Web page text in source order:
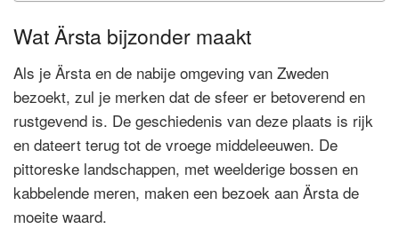
Wat Ärsta bijzonder maakt
Als je Ärsta en de nabije omgeving van Zweden
bezoekt, zul je merken dat de sfeer er betoverend en
rustgevend is. De geschiedenis van deze plaats is rijk
en dateert terug tot de vroege middeleeuwen. De
pittoreske landschappen, met weelderige bossen en
kabbelende meren, maken een bezoek aan Ärsta de
moeite waard.